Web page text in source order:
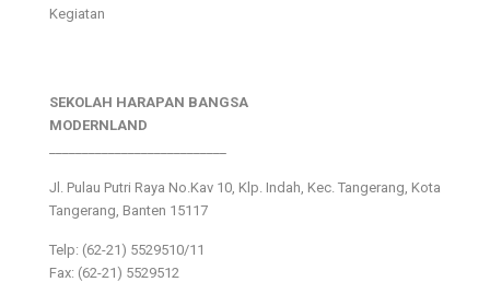
Kegiatan
SEKOLAH HARAPAN BANGSA
MODERNLAND
Jl. Pulau Putri Raya No.Kav 10, Klp. Indah, Kec. Tangerang, Kota
Tangerang, Banten 15117
Telp: (62-21) 5529510/11
Fax: (62-21) 5529512